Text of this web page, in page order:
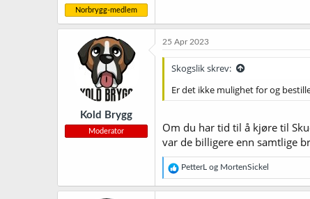
Norbrygg-medlem
Kold Brygg
Moderator
25 Apr 2023
Skogslik skrev:
Er det ikke mulighet for og
Om du har tid til å kjøre til
var de billigere enn samtlige
R
e
a
PetterL og MortenSickel